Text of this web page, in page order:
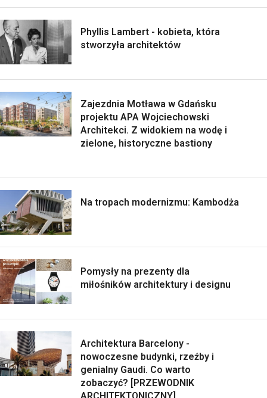
Phyllis Lambert - kobieta, która
stworzyła architektów
Zajezdnia Motława w Gdańsku
projektu APA Wojciechowski
Architekci. Z widokiem na wodę i
zielone, historyczne bastiony
Na tropach modernizmu: Kambodża
Pomysły na prezenty dla
miłośników architektury i designu
Architektura Barcelony -
nowoczesne budynki, rzeźby i
genialny Gaudi. Co warto
zobaczyć? [PRZEWODNIK